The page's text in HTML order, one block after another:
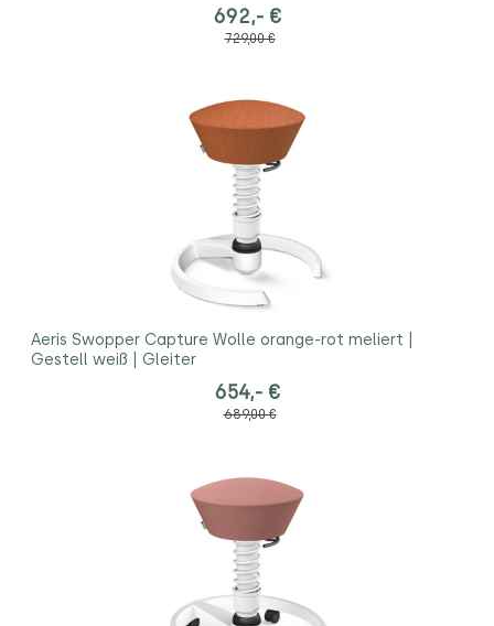
692,- €
729,00 €
Aeris Swopper Capture Wolle orange-rot meliert |
Gestell weiß | Gleiter
654,- €
689,00 €